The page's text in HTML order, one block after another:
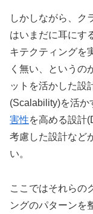
しかしながら、ク
はいまだに耳にす
キテクティングを
く無い、というの
ットを活かした設
(Scalability)を活か
害性を高める設計
考慮した設計など
い。
ここではそれらの
ングのパターンを